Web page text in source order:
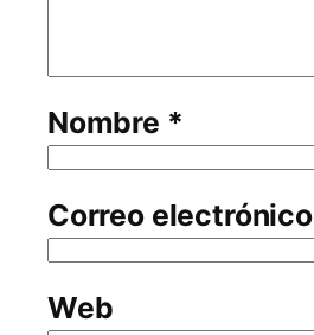
Nombre *
Correo electrónico
Web